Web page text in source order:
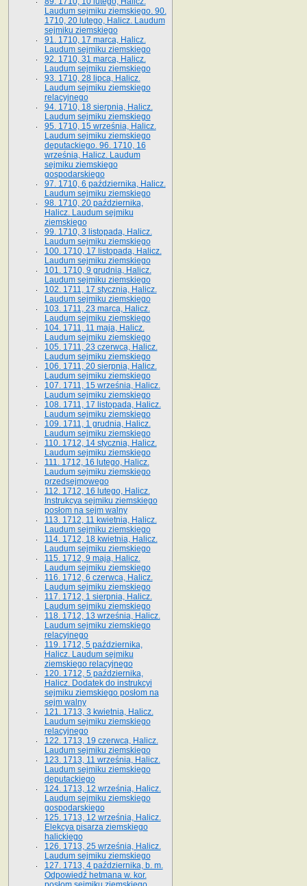
Laudum sejmiku ziemskiego. 90.
1710, 20 lutego, Halicz. Laudum
sejmiku ziemskiego
91. 1710, 17 marca, Halicz.
Laudum sejmiku ziemskiego
92. 1710, 31 marca, Halicz.
Laudum sejmiku ziemskiego
93. 1710, 28 lipca, Halicz.
Laudum sejmiku ziemskiego
relacyjnego
94. 1710, 18 sierpnia, Halicz.
Laudum sejmiku ziemskiego
95. 1710, 15 września, Halicz.
Laudum sejmiku ziemskiego
deputackiego. 96. 1710, 16
września, Halicz. Laudum
sejmiku ziemskiego
gospodarskiego
97. 1710, 6 października, Halicz.
Laudum sejmiku ziemskiego
98. 1710, 20 października,
Halicz. Laudum sejmiku
ziemskiego
99. 1710, 3 listopada, Halicz.
Laudum sejmiku ziemskiego
100. 1710, 17 listopada, Halicz.
Laudum sejmiku ziemskiego
101. 1710, 9 grudnia, Halicz.
Laudum sejmiku ziemskiego
102. 1711, 17 stycznia, Halicz.
Laudum sejmiku ziemskiego
103. 1711, 23 marca, Halicz.
Laudum sejmiku ziemskiego
104. 1711, 11 maja, Halicz.
Laudum sejmiku ziemskiego
105. 1711, 23 czerwca, Halicz.
Laudum sejmiku ziemskiego
106. 1711, 20 sierpnia, Halicz.
Laudum sejmiku ziemskiego
107. 1711, 15 września, Halicz.
Laudum sejmiku ziemskiego
108. 1711, 17 listopada, Halicz.
Laudum sejmiku ziemskiego
109. 1711, 1 grudnia, Halicz.
Laudum sejmiku ziemskiego
110. 1712, 14 stycznia, Halicz.
Laudum sejmiku ziemskiego
111. 1712, 16 lutego, Halicz.
Laudum sejmiku ziemskiego
przedsejmowego
112. 1712, 16 lutego, Halicz.
Instrukcya sejmiku ziemskiego
posłom na sejm walny
113. 1712, 11 kwietnia, Halicz.
Laudum sejmiku ziemskiego
114. 1712, 18 kwietnia, Halicz.
Laudum sejmiku ziemskiego
115. 1712, 9 maja, Halicz.
Laudum sejmiku ziemskiego
116. 1712, 6 czerwca, Halicz.
Laudum sejmiku ziemskiego
117. 1712, 1 sierpnia, Halicz.
Laudum sejmiku ziemskiego
118. 1712, 13 września, Halicz.
Laudum sejmiku ziemskiego
relacyjnego
119. 1712, 5 października,
Halicz. Laudum sejmiku
ziemskiego relacyjnego
120. 1712, 5 października,
Halicz. Dodatek do instrukcyi
sejmiku ziemskiego posłom na
sejm walny
121. 1713, 3 kwietnia, Halicz.
Laudum sejmiku ziemskiego
relacyjnego
122. 1713, 19 czerwca, Halicz.
Laudum sejmiku ziemskiego
123. 1713, 11 września, Halicz.
Laudum sejmiku ziemskiego
deputackiego
124. 1713, 12 września, Halicz.
Laudum sejmiku ziemskiego
gospodarskiego
125. 1713, 12 września, Halicz.
Elekcya pisarza ziemskiego
halickiego
126. 1713, 25 września, Halicz.
Laudum sejmiku ziemskiego
127. 1713, 4 października, b. m.
Odpowiedź hetmana w. kor.